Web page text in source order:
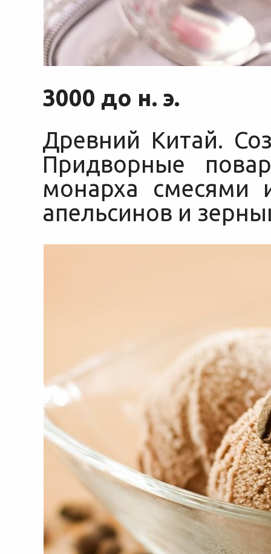
3000 до н. э.
Древний Китай.
Придворные
монарха смесями
апельсинов и